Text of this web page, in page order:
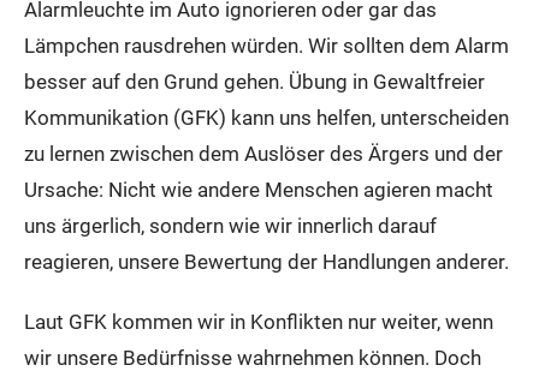
Alarmleuchte im Auto ignorieren oder gar das
Lämpchen rausdrehen würden. Wir sollten dem Alarm
besser auf den Grund gehen. Übung in Gewaltfreier
Kommunikation (GFK) kann uns helfen, unterscheiden
zu lernen zwischen dem Auslöser des Ärgers und der
Ursache: Nicht wie andere Menschen agieren macht
uns ärgerlich, sondern wie wir innerlich darauf
reagieren, unsere Bewertung der Handlungen anderer.
Laut GFK kommen wir in Konflikten nur weiter, wenn
wir unsere Bedürfnisse wahrnehmen können. Doch